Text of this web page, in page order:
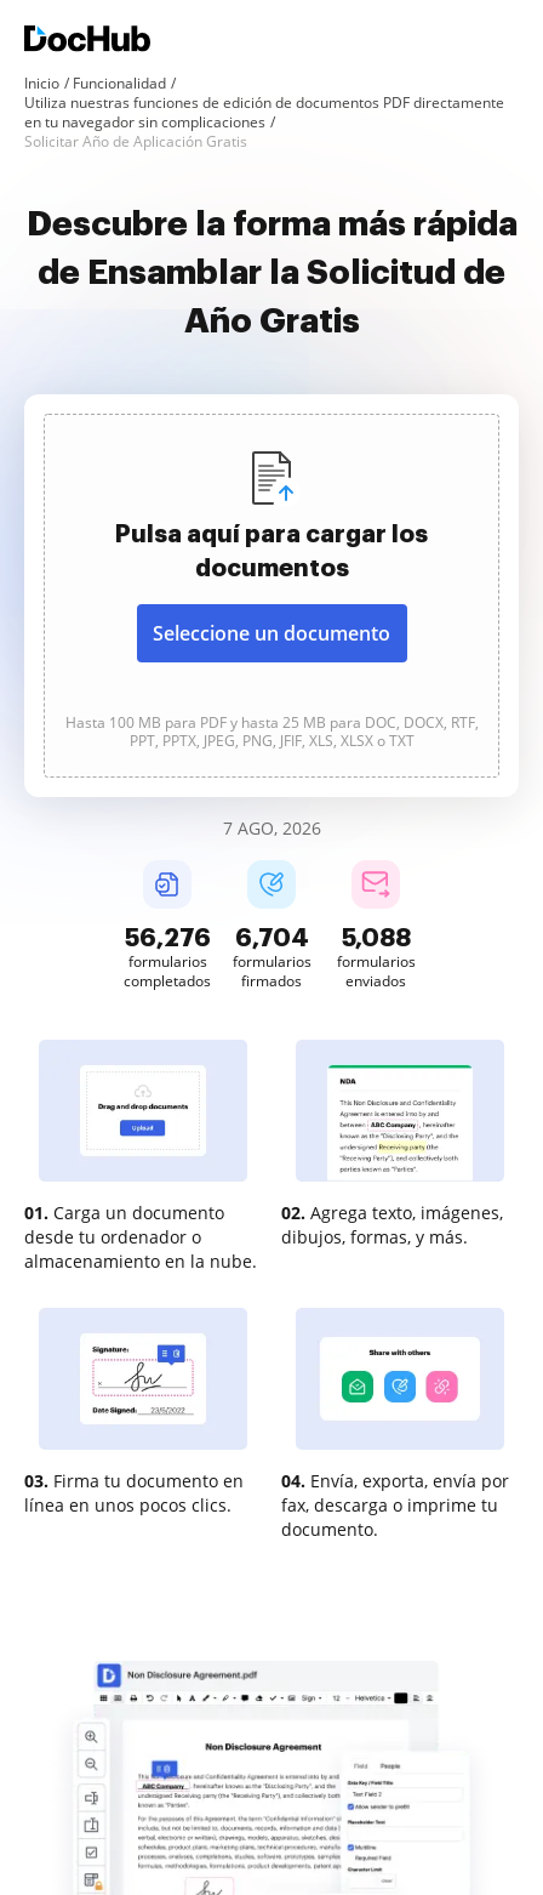
Inicio
Funcionalidad
Utiliza nuestras funciones de edición de documentos PDF directamente
en tu navegador sin complicaciones
Solicitar Año de Aplicación Gratis
Descubre la forma más rápida
de Ensamblar la Solicitud de
Año Gratis
Pulsa aquí para cargar los
documentos
Seleccione un documento
Hasta 100 MB para PDF y hasta 25 MB para DOC, DOCX, RTF,
PPT, PPTX, JPEG, PNG, JFIF, XLS, XLSX o TXT
7 AGO, 2026
56,276
formularios
completados
6,704
formularios
firmados
5,088
formularios
enviados
01. Carga un documento
desde tu ordenador o
almacenamiento en la nube.
02. Agrega texto, imágenes,
dibujos, formas, y más.
03. Firma tu documento en
línea en unos pocos clics.
04. Envía, exporta, envía por
fax, descarga o imprime tu
documento.